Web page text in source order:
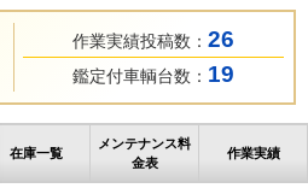
作業実績投稿数： 26
鑑定付車輌台数： 19
在庫一覧
メンテナンス料
金表
作業実績